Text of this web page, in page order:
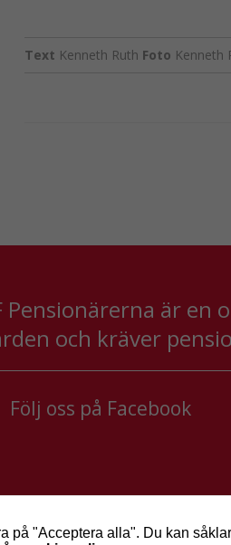
Text Kenneth Ruth Foto Kenneth
Pensionärerna är
och kräver
Följ oss på Facebook
på "Acceptera alla". Du kan